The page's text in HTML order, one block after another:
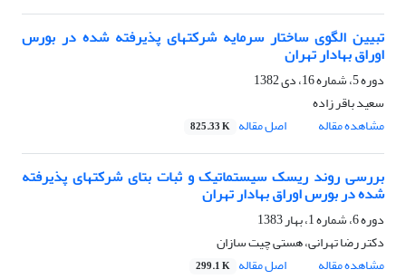
تبیین الگوی ساختار سرمایه شرکتهای پذیرفته شده در بورس
اوراق بهادار تهران
دوره 5، شماره 16، دی 1382
سعید باقر زاده
مشاهده مقاله
اصل مقاله 825.33 K
بررسی روند ریسک سیستماتیک و ثبات بتای شرکتهای پذیرفته
شده در بورس اوراق بهادار تهران
دوره 6، شماره 1، بهار 1383
دکتر رضا تهرانى، هستى چیت سازان
مشاهده مقاله
اصل مقاله 299.1 K